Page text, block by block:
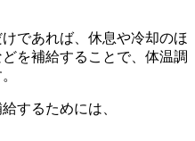
であれば、休息や冷却のほ
を補給することで、体温調
するためには、